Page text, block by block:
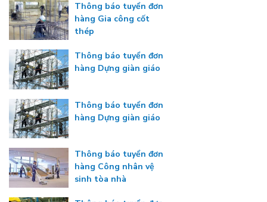
Thông báo tuyển đơn
hàng Gia công cốt
thép
Thông báo tuyển đơn
hàng Dựng giàn giáo
Thông báo tuyển đơn
hàng Dựng giàn giáo
Thông báo tuyển đơn
hàng Công nhân vệ
sinh tòa nhà